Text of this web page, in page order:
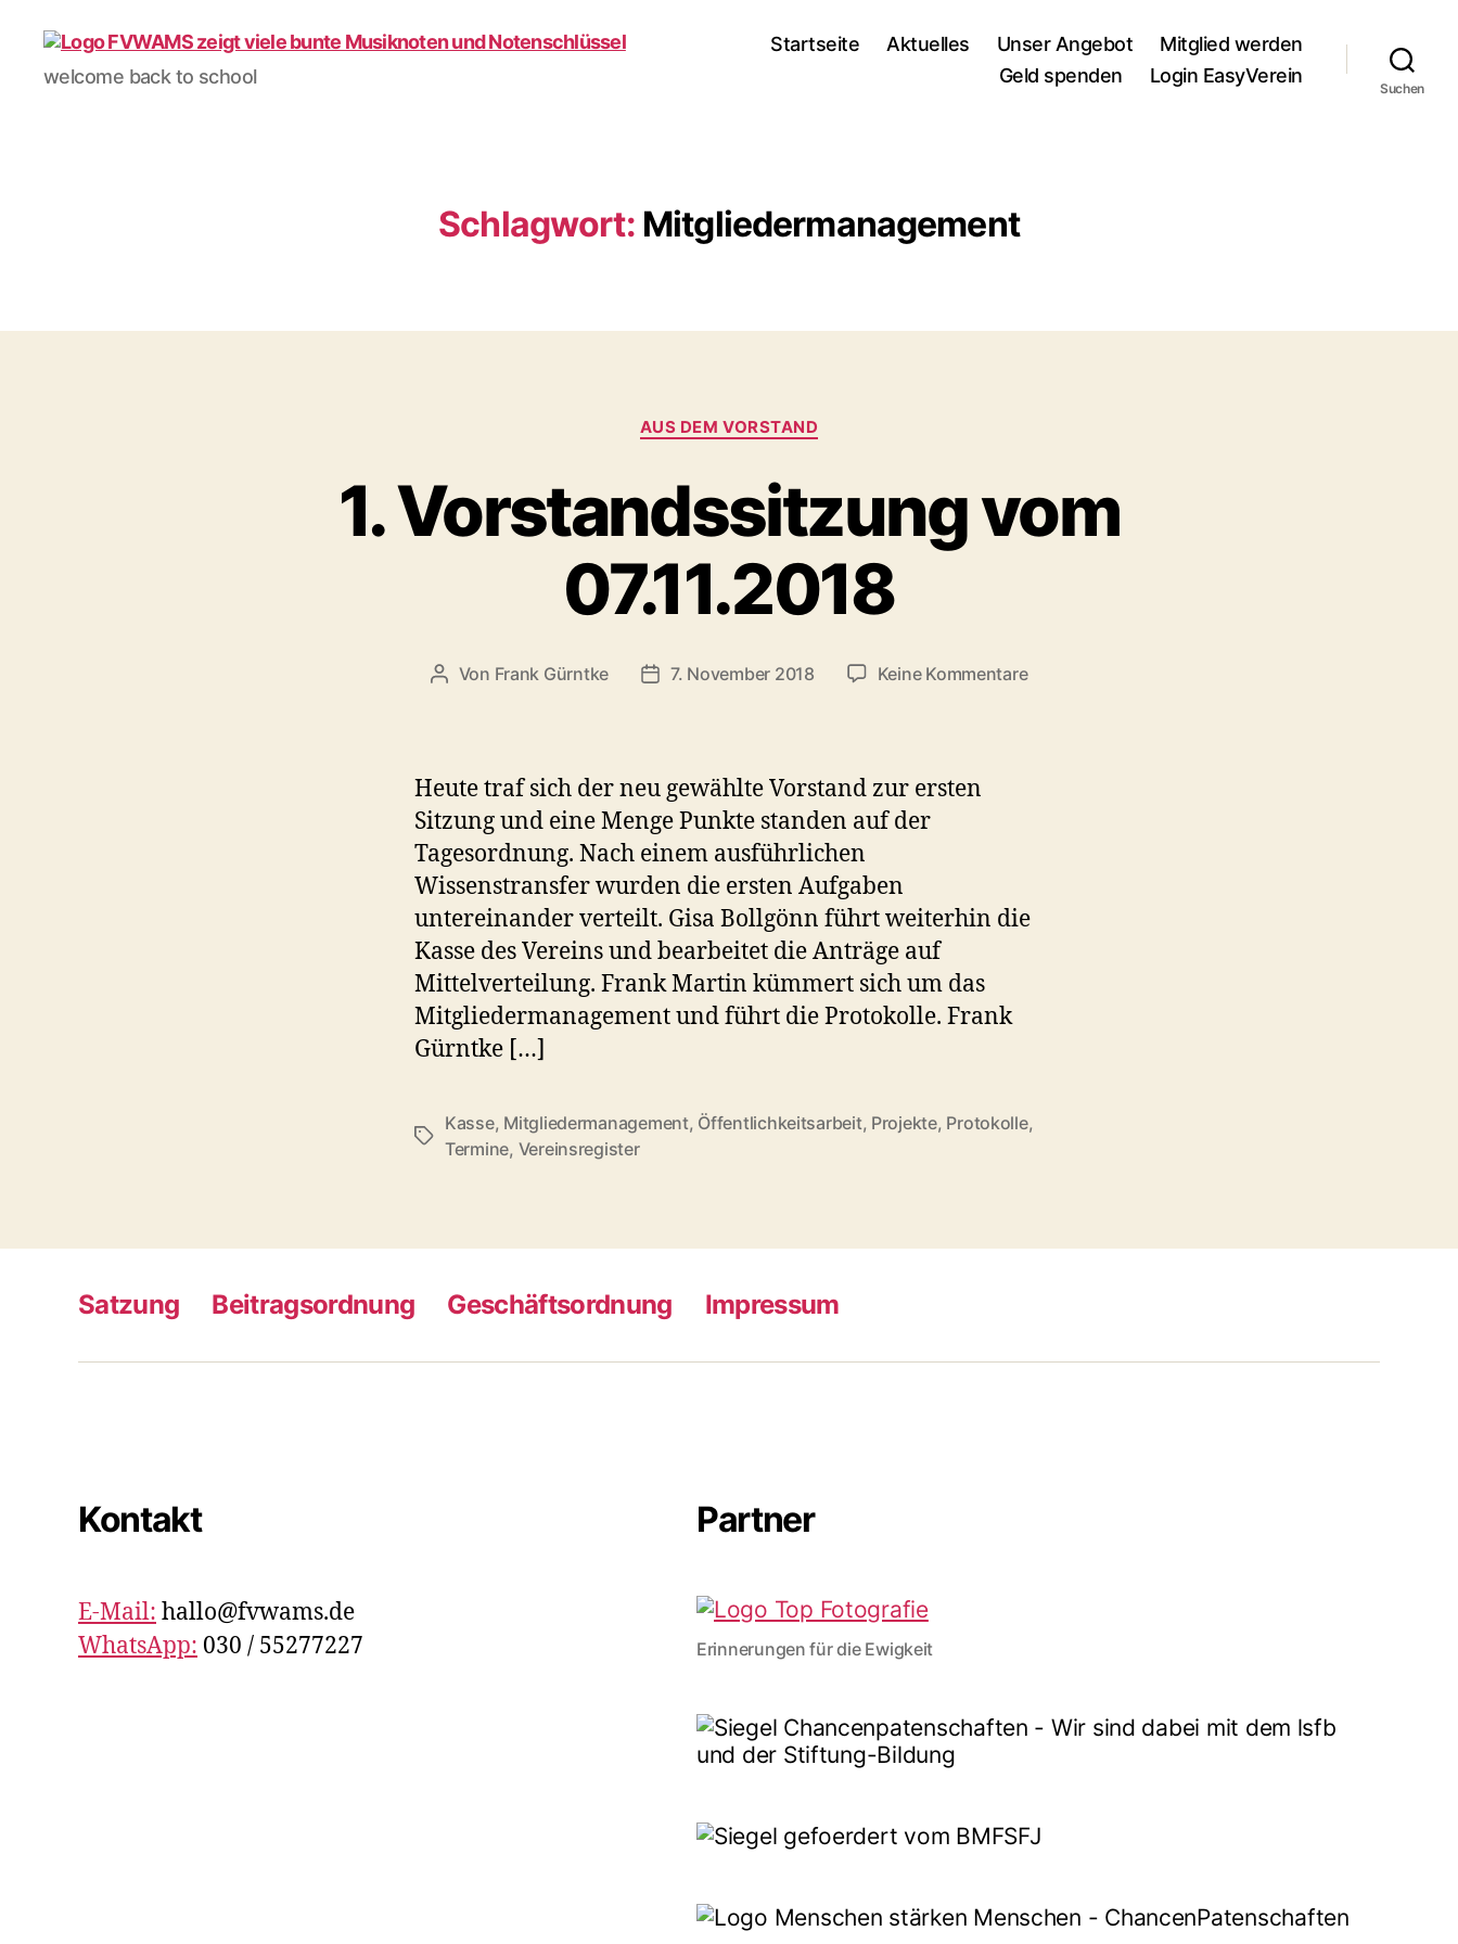
Förderverein
WAMS
welcome back to school
Startseite Aktuelles Unser Angebot
Mitglied werden
Geld spenden
Login EasyVerein
Suchen
Schlagwort: Mitgliedermanagement
Kategorien
AUS DEM VORSTAND
1. Vorstandssitzung vom
07.11.2018
Beitragsautor
Von Frank Gürntke Veröffentlichungsdatum
7. November 2018 Keine Kommentarezu
Heute traf sich der neu gewählte Vorstand zur ersten
Sitzung und eine Menge Punkte standen auf der
Tagesordnung. Nach einem ausführlichen
Wissenstransfer wurden die ersten Aufgaben
untereinander verteilt. Gisa Bollgönn führt weiterhin die
Kasse des Vereins und bearbeitet die Anträge auf
Mittelverteilung. Frank Martin kümmert sich um das
Mitgliedermanagement und führt die Protokolle. Frank
Gürntke […]
Schlagwörter
Kasse, Mitgliedermanagement, Öffentlichkeitsarbeit, Projekte, Protokolle,
Termine, Vereinsregister
Satzung Beitragsordnung Geschäftsordnung Impressum
Kontakt
E-Mail: hallo@fvwams.de
WhatsApp: 030 / 55277227
Partner
Erinnerungen für die Ewigkeit